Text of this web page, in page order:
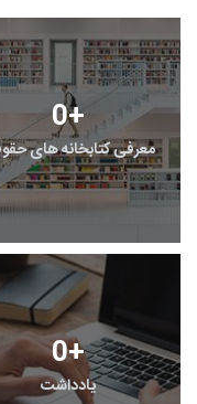
0+
معرفی کتابخانه های
0+
یادداشت